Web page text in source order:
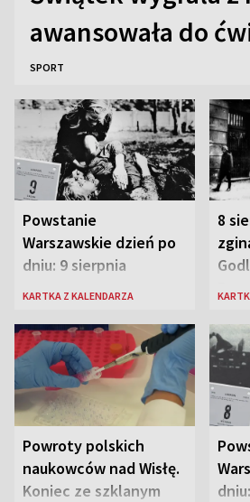
awansowała do
SPORT
Powstanie
Warszawskie dzień po
dniu: 9 sierpnia
KARTKA Z KALENDARZA
8
Powroty polskich
naukowców nad Wisłę.
Koniec ze szklanym